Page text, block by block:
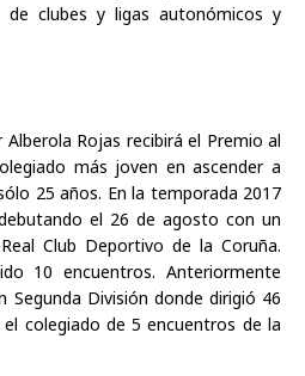
de clubes y ligas autonómicos y
Alberola Rojas recibirá el Premio al
más joven en ascender a
25 años. En la temporada 2017
el 26 de agosto con un
Club Deportivo de la Coruña.
10 encuentros. Anteriormente
División donde dirigió 46
colegiado de 5 encuentros de la